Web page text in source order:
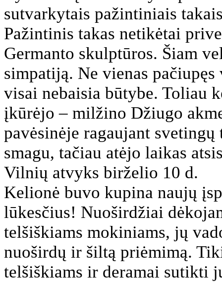
sutvarkytais pažintiniais
Pažintinis takas netikėtai
Germanto skulptūros. Šiam
simpatiją. Ne vienas
visai nebaisia būtybe. Toliau
įkūrėjo – milžino Džiugo
pavėsinėje ragaujant
smagu, tačiau atėjo laikas
Vilnių atvyks birželio 10 d.
Kelionė buvo kupina naujų
lūkesčius! Nuoširdžiai
telšiškiams mokiniams, jų
nuoširdų ir šiltą priėmimą.
telšiškiams ir deramai sutikti